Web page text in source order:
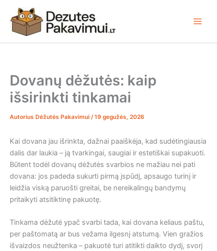
Pereiti
prie
turinio
Dovanų dėžutės: kaip
išsirinkti tinkamai
Autorius Dėžutės Pakavimui /19 gegužės, 2026
Kai dovana jau išrinkta, dažnai paaiškėja, kad sudėtingiausia
dalis dar laukia – ją tvarkingai, saugiai ir estetiškai supakuoti.
Būtent todėl dovanų dėžutės svarbios ne mažiau nei pati
dovana: jos padeda sukurti pirmą įspūdį, apsaugo turinį ir
leidžia viską paruošti greitai, be nereikalingų bandymų
pritaikyti atsitiktinę pakuotę.
Tinkama dėžutė ypač svarbi tada, kai dovana keliaus paštu,
per paštomatą ar bus vežama ilgesnį atstumą. Vien gražios
išvaizdos neužtenka – pakuotė turi atitikti daikto dydį, svorį